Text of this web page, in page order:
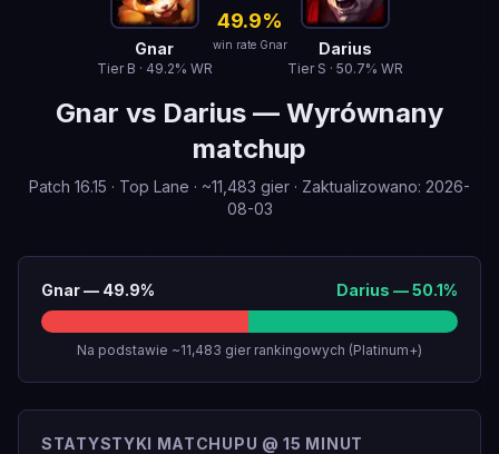
Gnar
Tier B · 49.2% WR
49.9%
win rate Gnar Darius
Tier S · 50.7% WR
Gnar vs Darius — Wyrównany
matchup
Patch 16.15 · Top Lane · ~11,483 gier · Zaktualizowano: 2026-
08-03
Gnar— 49.9% Darius —50.1%
Na podstawie ~11,483 gier rankingowych (Platinum+)
STATYSTYKI MATCHUPU @ 15 MINUT